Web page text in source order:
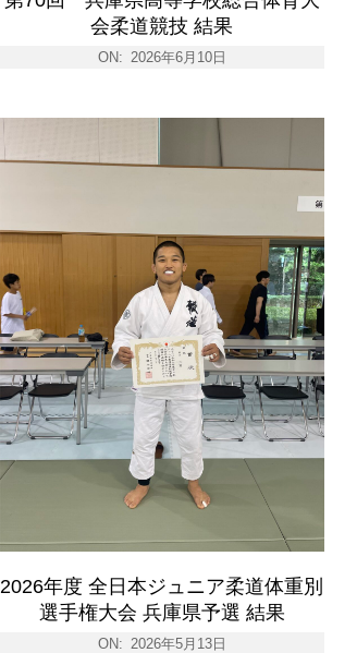
会柔道競技 結果
ON: 2026年6月10日
2026年度 全日本ジュニア柔道体重別
選手権大会 兵庫県予選 結果
ON: 2026年5月13日